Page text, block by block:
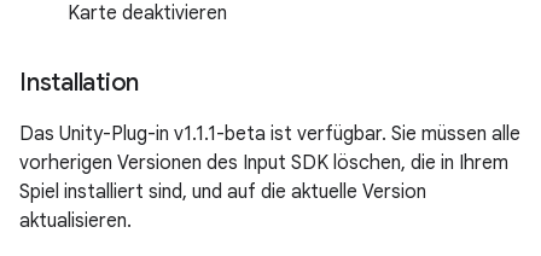
Karte deaktivieren
Installation
Das Unity-Plug-in v1.1.1-beta ist verfügbar. Sie müssen alle
vorherigen Versionen des Input SDK löschen, die in Ihrem
Spiel installiert sind, und auf die aktuelle Version
aktualisieren.